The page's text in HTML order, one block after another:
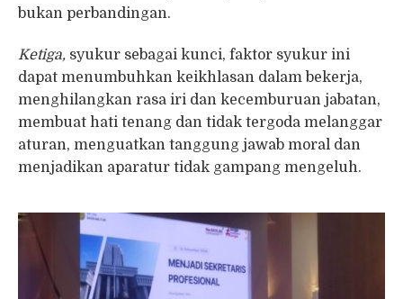
bukan perbandingan.
Ketiga, syukur sebagai kunci, faktor syukur ini
dapat menumbuhkan keikhlasan dalam bekerja,
menghilangkan rasa iri dan kecemburuan jabatan,
membuat hati tenang dan tidak tergoda melanggar
aturan, menguatkan tanggung jawab moral dan
menjadikan aparatur tidak gampang mengeluh.